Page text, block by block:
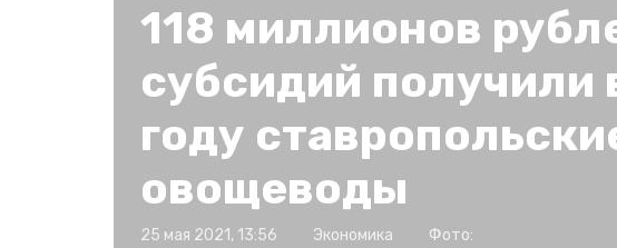
118 миллионов
субсидий получили
году
овощеводы
25 мая 2021, 13:56 Экономика Фото: